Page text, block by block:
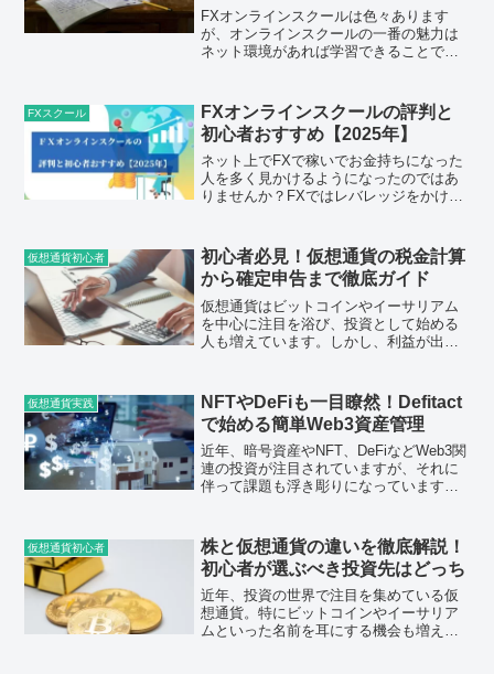
FXオンラインスクールは色々あります
が、オンラインスクールの一番の魅力は
ネット環境があれば学習できることで
習することができます。今回はFXオンラ
インスクールの中でもタケ...
FXスクール
FXオンラインスクールの評判と
初心者おすすめ【2025年】
ネット上でFXで稼いでお金持ちになった
人を多く見かけるようになったのではあ
りませんか？FXではレバレッジをかける
動きでも大金を稼ぐことができていま
す。しかし、FXで大損...
仮想通貨初心者
初心者必見！仮想通貨の税金計算
から確定申告まで徹底ガイド
仮想通貨はビットコインやイーサリアム
を中心に注目を浴び、投資として始める
人も増えています。しかし、利益が出た
金がかかるのか」「確定申告は必要なの
か」など、疑問や不安を感...
仮想通貨実践
NFTやDeFiも一目瞭然！Defitact
で始める簡単Web3資産管理
近年、暗号資産やNFT、DeFiなどWeb3関
連の投資が注目されていますが、それに
伴って課題も浮き彫りになっています。
有しているのか把握するのが難しくなる
ことがあります...
仮想通貨初心者
株と仮想通貨の違いを徹底解説！
初心者が選ぶべき投資先はどっち
近年、投資の世界で注目を集めている仮
想通貨。特にビットコインやイーサリア
ムといった名前を耳にする機会も増えて